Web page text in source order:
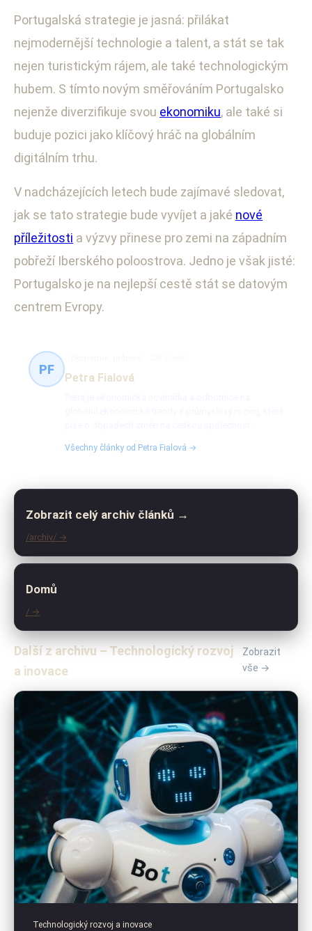
Portugalská strategie je jasná: přilákat
nejmodernější technologie a talent, a stát se tak
nejen turistickým rájem, ale také technologickým
hubem. S tímto novým směřováním Portugalsko
nejenže diverzifikuje svou ekonomiku, ale také si
buduje pozici jako klíčový hráč na globálním
digitálním trhu.
V nadcházejících letech bude zajímavé sledovat,
jak se tato strategie bude vyvíjet a jaké nové
příležitosti a výzvy přinese pro zemi na západním
pobřeží Iberského poloostrova. Jedno je však jisté:
Portugalsko je na nejlepší cestě stát se datovým
centrem Evropy.
PF
Petra Fialová
Všechny články od Petra Fialová →
Zobrazit celý archiv článků →
/archiv/ →
Domů
/ →
Další z archivu – Technologický rozvoj
a inovace
Zobrazit
vše →
Technologický rozvoj a inovace